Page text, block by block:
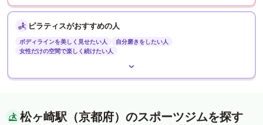
ピラティスがおすすめの人
ボディラインを美しく見せたい人
自分磨きをしたい人
女性だけの空間で楽しく続けたい人
松ヶ崎駅（京都府）のスポーツジムを探す